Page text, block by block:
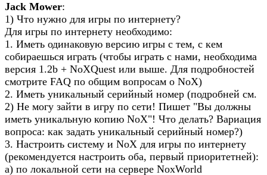
Jack Mower:
1) Что нужно для игры по интернету?
Для игры по интернету необходимо:
1. Иметь одинаковую версию игры с тем, с кем
собираешься играть (чтобы играть с нами, необходима
версия 1.2b + NoXQuest или выше. Для подробностей
смотрите FAQ по общим вопросам о NoX)
2. Иметь уникальный серийный номер (подробней см.
2) Не могу зайти в игру по сети! Пишет "Вы должны
иметь уникальную копию NoX"! Что делать? Вариация
вопроса: как задать уникальный серийный номер?)
3. Настроить систему и NoX для игры по интернету
(рекомендуется настроить оба, первый приоритетней):
а) по локальной сети на сервере NoxWorld